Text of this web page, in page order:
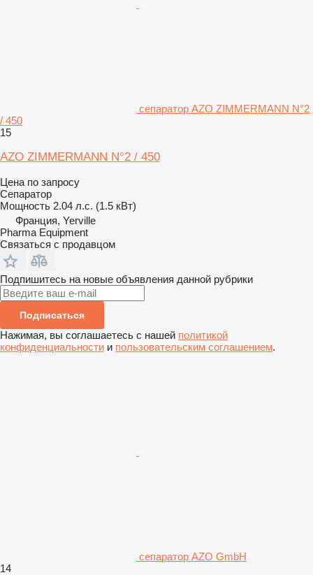
сепаратор AZO ZIMMERMANN N°2
/ 450
15
AZO ZIMMERMANN N°2 / 450
Цена по запросу
Сепаратор
Мощность 2.04 л.с. (1.5 кВт)
Франция, Yerville
Pharma Equipment
Связаться с продавцом
Подпишитесь на новые объявления данной рубрики
Подписаться
Нажимая, вы соглашаетесь с нашей политикой
конфиденциальности и пользовательским соглашением.
сепаратор AZO GmbH
14